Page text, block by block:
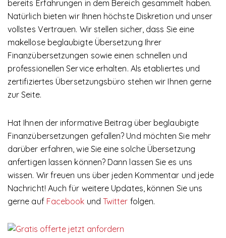
bereits Erfahrungen in dem Bereich gesammelt haben.
Natürlich bieten wir Ihnen höchste Diskretion und unser
vollstes Vertrauen. Wir stellen sicher, dass Sie eine
makellose beglaubigte Übersetzung Ihrer
Finanzübersetzungen sowie einen schnellen und
professionellen Service erhalten. Als etabliertes und
zertifiziertes Übersetzungsbüro stehen wir Ihnen gerne
zur Seite.
Hat Ihnen der informative Beitrag über beglaubigte
Finanzübersetzungen gefallen? Und möchten Sie mehr
darüber erfahren, wie Sie eine solche Übersetzung
anfertigen lassen können? Dann lassen Sie es uns
wissen. Wir freuen uns über jeden Kommentar und jede
Nachricht! Auch für weitere Updates, können Sie uns
gerne auf Facebook und Twitter folgen.